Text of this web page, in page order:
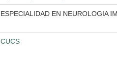
ESPECIALIDAD EN NEUROLOGIA
CUCS